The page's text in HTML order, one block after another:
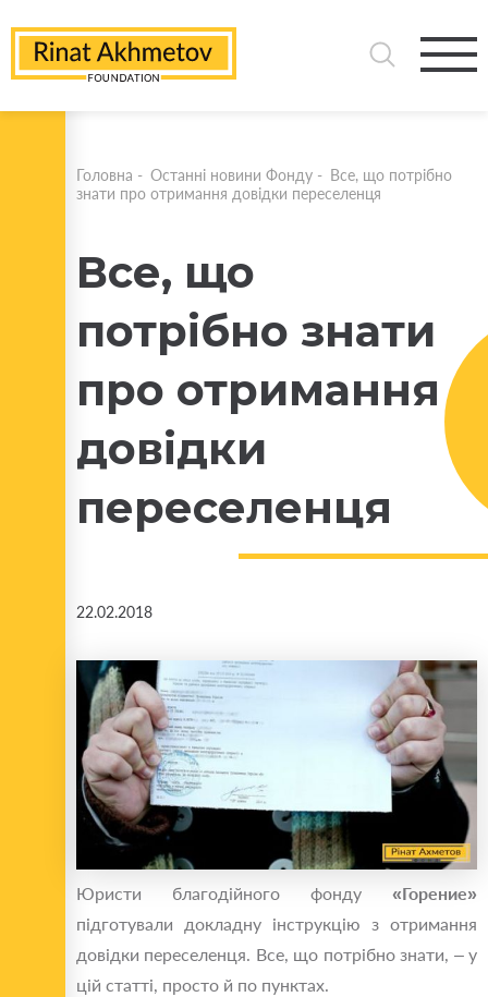
Головна - Останні новини Фонду - Все, що потрібно
знати про отримання довідки переселенця
Все, що
потрібно знати
про отримання
довідки
переселенця
22.02.2018
Юристи благодійного фонду «Горение»
підготували докладну інструкцію з отримання
довідки переселенця. Все, що потрібно знати, – у
цій статті, просто й по пунктах.